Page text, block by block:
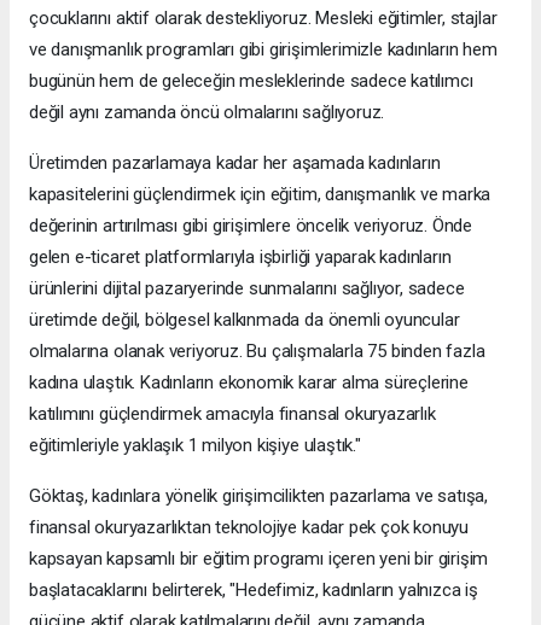
çocuklarını aktif olarak destekliyoruz. Mesleki eğitimler, stajlar
ve danışmanlık programları gibi girişimlerimizle kadınların hem
bugünün hem de geleceğin mesleklerinde sadece katılımcı
değil aynı zamanda öncü olmalarını sağlıyoruz.
Üretimden pazarlamaya kadar her aşamada kadınların
kapasitelerini güçlendirmek için eğitim, danışmanlık ve marka
değerinin artırılması gibi girişimlere öncelik veriyoruz. Önde
gelen e-ticaret platformlarıyla işbirliği yaparak kadınların
ürünlerini dijital pazaryerinde sunmalarını sağlıyor, sadece
üretimde değil, bölgesel kalkınmada da önemli oyuncular
olmalarına olanak veriyoruz. Bu çalışmalarla 75 binden fazla
kadına ulaştık. Kadınların ekonomik karar alma süreçlerine
katılımını güçlendirmek amacıyla finansal okuryazarlık
eğitimleriyle yaklaşık 1 milyon kişiye ulaştık."
Göktaş, kadınlara yönelik girişimcilikten pazarlama ve satışa,
finansal okuryazarlıktan teknolojiye kadar pek çok konuyu
kapsayan kapsamlı bir eğitim programı içeren yeni bir girişim
başlatacaklarını belirterek, "Hedefimiz, kadınların yalnızca iş